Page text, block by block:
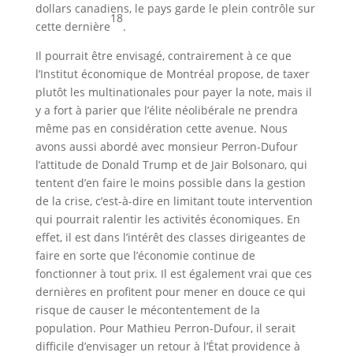
dollars canadiens, le pays garde le plein contrôle sur
cette dernière
18
.
Il pourrait être envisagé, contrairement à ce que
l’Institut économique de Montréal propose, de taxer
plutôt les multinationales pour payer la note, mais il
y a fort à parier que l’élite néolibérale ne prendra
même pas en considération cette avenue. Nous
avons aussi abordé avec monsieur Perron-Dufour
l’attitude de Donald Trump et de Jair Bolsonaro, qui
tentent d’en faire le moins possible dans la gestion
de la crise, c’est-à-dire en limitant toute intervention
qui pourrait ralentir les activités économiques. En
effet, il est dans l’intérêt des classes dirigeantes de
faire en sorte que l’économie continue de
fonctionner à tout prix. Il est également vrai que ces
dernières en profitent pour mener en douce ce qui
risque de causer le mécontentement de la
population. Pour Mathieu Perron-Dufour, il serait
difficile d’envisager un retour à l’État providence à